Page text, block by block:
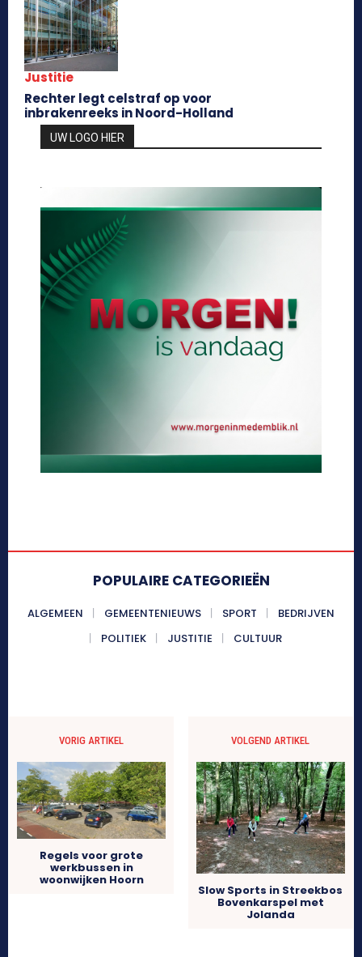
Justitie
Rechter legt celstraf op voor
inbrakenreeks in Noord-Holland
UW LOGO HIER
POPULAIRE CATEGORIEËN
ALGEMEEN GEMEENTENIEUWS SPORT
BEDRIJVEN
POLITIEK
JUSTITIE CULTUUR
VORIG ARTIKEL
Regels voor grote
werkbussen in
woonwijken Hoorn
VOLGEND ARTIKEL
Slow Sports in Streekbos
Bovenkarspel met
Jolanda